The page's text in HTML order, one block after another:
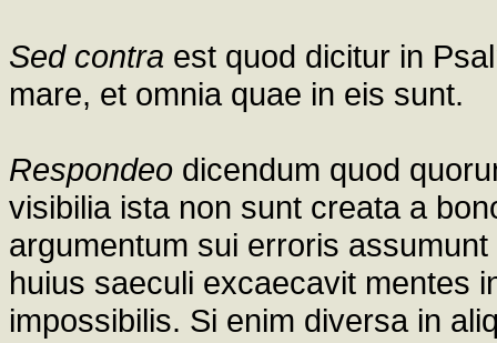
Sed contra est quod dicitur in
mare, et omnia quae in eis sunt.
Respondeo dicendum quod
visibilia ista non sunt creata a
argumentum sui erroris
huius saeculi excaecavit mentes
impossibilis. Si enim diversa in